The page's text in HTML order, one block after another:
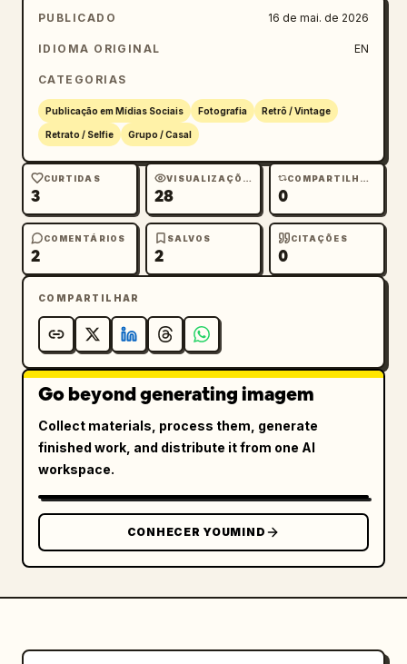
símbolo simples do sinal.
PUBLICADO 16 de mai. de 2026
IDIOMA ORIGINAL EN
CATEGORIAS
Publicação em Mídias Sociais Fotografia Retrô / Vintage
Retrato / Selfie Grupo / Casal
CURTIDAS
3
VISUALIZAÇÕES
28
COMPARTILHAMENTOS
0
COMENTÁRIOS
2
SALVOS
2
CITAÇÕES
0
COMPARTILHAR
Go beyond generating imagem
Collect materials, process them, generate
finished work, and distribute it from one AI
workspace.
CONHECER YOUMIND